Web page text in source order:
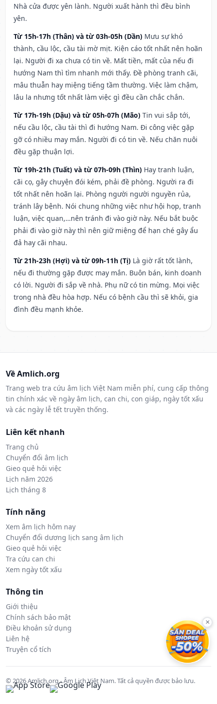
Nhà cửa được yên lành. Người xuất hành thì đều bình
yên.
Từ 15h-17h (Thân) và từ 03h-05h (Dần) Mưu sự khó
thành, cầu lộc, cầu tài mờ mịt. Kiện cáo tốt nhất nên hoãn
lại. Người đi xa chưa có tin về. Mất tiền, mất của nếu đi
hướng Nam thì tìm nhanh mới thấy. Đề phòng tranh cãi,
mâu thuẫn hay miệng tiếng tầm thường. Việc làm chậm,
lâu la nhưng tốt nhất làm việc gì đều cần chắc chắn.
Từ 17h-19h (Dậu) và từ 05h-07h (Mão) Tin vui sắp tới,
nếu cầu lộc, cầu tài thì đi hướng Nam. Đi công việc gặp
gỡ có nhiều may mắn. Người đi có tin về. Nếu chăn nuôi
đều gặp thuận lợi.
Từ 19h-21h (Tuất) và từ 07h-09h (Thìn) Hay tranh luận,
cãi cọ, gây chuyện đói kém, phải đề phòng. Người ra đi
tốt nhất nên hoãn lại. Phòng người người nguyền rủa,
tránh lây bệnh. Nói chung những việc như hội họp, tranh
luận, việc quan,…nên tránh đi vào giờ này. Nếu bắt buộc
phải đi vào giờ này thì nên giữ miệng để hạn ché gây ẩu
đả hay cãi nhau.
Từ 21h-23h (Hợi) và từ 09h-11h (Tị) Là giờ rất tốt lành,
nếu đi thường gặp được may mắn. Buôn bán, kinh doanh
có lời. Người đi sắp về nhà. Phụ nữ có tin mừng. Mọi việc
trong nhà đều hòa hợp. Nếu có bệnh cầu thì sẽ khỏi, gia
đình đều mạnh khỏe.
Về Amlich.org
Trang web tra cứu âm lịch Việt Nam miễn phí, cung cấp thông
tin chính xác về ngày âm lịch, can chi, con giáp, ngày tốt xấu
và các ngày lễ tết truyền thống.
Liên kết nhanh
Trang chủ
Chuyển đổi âm lịch
Gieo quẻ hỏi việc
Lịch năm 2026
Lịch tháng 8
Tính năng
Xem âm lịch hôm nay
Chuyển đổi dương lịch sang âm lịch
Gieo quẻ hỏi việc
Tra cứu can chi
Xem ngày tốt xấu
Thông tin
Giới thiệu
Chính sách bảo mật
Điều khoản sử dụng
Liên hệ
Truyện cổ tích
© 2026 Amlich.org - Âm Lịch Việt Nam. Tất cả quyền được bảo lưu.
×